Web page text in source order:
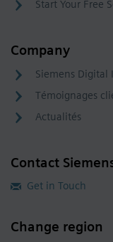
Start Your Free
Company
Siemens Digital
Témoignages
Actualités
Contact
Get in Touch
Change region